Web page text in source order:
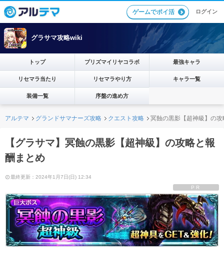
ゲームでポイ活 ログイン
グラサマ攻略wiki
トップ プリズマイリヤコラボ 最強キャラ
リセマラ当たり リセマラやり方 キャラ一覧
装備一覧 序盤の進め方
アルテマ グランドサマナーズ攻略 クエスト攻略 冥蝕の黒影【超神級】の
【グラサマ】冥蝕の黒影【超神級】の攻略と報
酬まとめ
最終更新：2024年1月7日(日) 12:34
PR